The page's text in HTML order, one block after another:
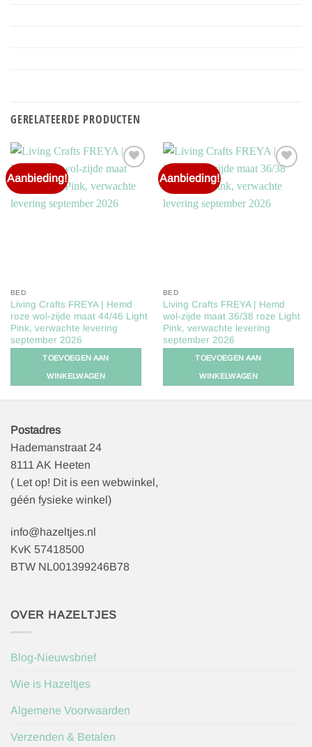
GERELATEERDE PRODUCTEN
Aanbieding!
aan
BED
Living Crafts FREYA | Hemd
roze wol-zijde maat 44/46 Light
Pink, verwachte levering
september 2026
prijs
€46,99.
€32,89
prijs
€32,89.
TOEVOEGEN AAN
WINKELWAGEN
Aanbieding!
aan
BED
Living Crafts FREYA | Hemd
wol-zijde maat 36/38 roze Light
Pink, verwachte levering
september 2026
prijs
€46,99.
€32,89
prijs
€32,89.
TOEVOEGEN AAN
WINKELWAGEN
Postadres
Hademanstraat 24
8111 AK Heeten
( Let op! Dit is een webwinkel,
géén fysieke winkel)
info@hazeltjes.nl
KvK 57418500
BTW NL001399246B78
OVER HAZELTJES
Blog-Nieuwsbrief
Wie is Hazeltjes
Algemene Voorwaarden
Verzenden & Betalen